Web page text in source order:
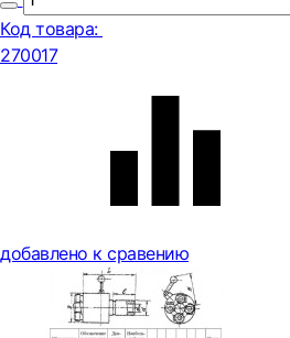
Код товара:
270017
добавлено к сравению